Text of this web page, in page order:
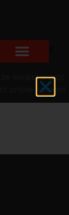
verschiet
winkel wordt
online komen!